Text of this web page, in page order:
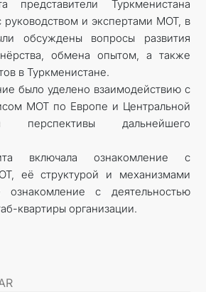
представители Туркменистана
руководством и экспертами МОТ, в
обсуждены вопросы развития
обмена опытом, а также
в Туркменистане.
было уделено взаимодействию с
МОТ по Европе и Центральной
перспективы дальнейшего
включала ознакомление с
её структурой и механизмами
с деятельностью
квартиры организации.